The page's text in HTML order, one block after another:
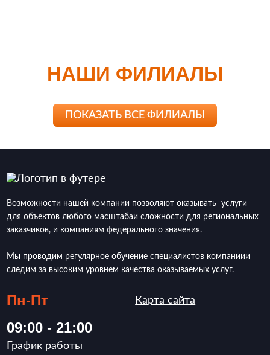
НАШИ ФИЛИАЛЫ
ПОКАЗАТЬ ВСЕ ФИЛИАЛЫ
Возможности нашей компании позволяют оказывать услуги
для объектов любого масштабаи сложности для региональных
заказчиков, и компаниям федерального значения.
Мы проводим регулярное обучение специалистов компаниии
следим за высоким уровнем качества оказываемых услуг.
Пн-Пт
09:00 - 21:00
График работы
Карта сайта